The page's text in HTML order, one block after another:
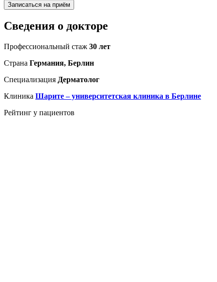
Записаться на приём
Сведения о докторе
Профессиональный стаж 30 лет
Страна Германия, Берлин
Специализация Дерматолог
Клиника Шарите – университетская клиника в Берлине
Рейтинг у пациентов